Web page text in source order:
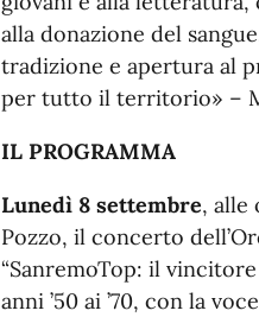
alla donazione del
tradizione e apertura al
per tutto il territorio» –
IL PROGRAMMA
Lunedì 8 settembre, alle
Pozzo, il concerto
“SanremoTop: il
anni ’50 ai ’70, con la